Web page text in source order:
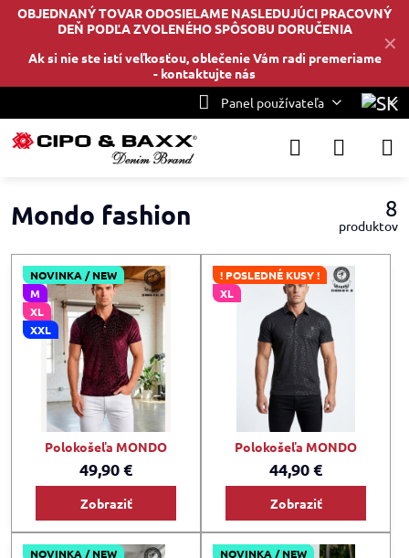
✕
OBJEDNANÝ TOVAR ODOSIELAME NASLEDUJÚCI PRACOVNÝ
DEŇ PODĽA ZVOLENÉHO SPÔSOBU DORUČENIA
Ak si nie ste istí veľkosťou, oblečenie Vám radi premeriame
- kontaktujte nás
Panel používateľa
Mondo fashion 8
produktov
NOVINKA / NEW
M
XL
XXL
Polokošeľa MONDO
49,90 €
Zobraziť
! POSLEDNÉ KUSY !
XL
Polokošeľa MONDO
44,90 €
Zobraziť
NOVINKA / NEW
NOVINKA / NEW